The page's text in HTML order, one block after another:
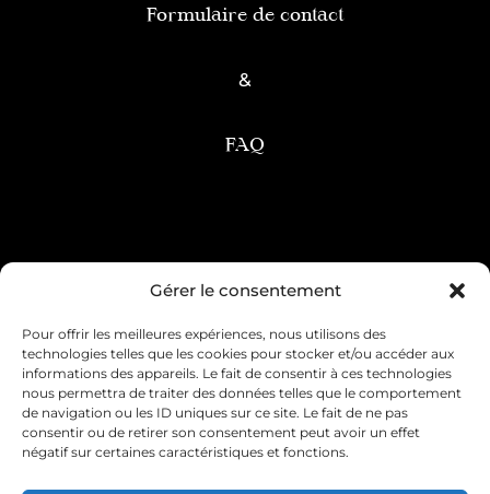
Gérer le consentement
Pour offrir les meilleures expériences, nous utilisons des
technologies telles que les cookies pour stocker et/ou accéder aux
informations des appareils. Le fait de consentir à ces technologies
nous permettra de traiter des données telles que le comportement
de navigation ou les ID uniques sur ce site. Le fait de ne pas
consentir ou de retirer son consentement peut avoir un effet
négatif sur certaines caractéristiques et fonctions.
Formulaire de contact
&
FAQ
Condition générale de vente
Mentions légales Livraison & retour
Contact & service client
Politique de cookies (UE)
Déclaration de confidentialité (UE)